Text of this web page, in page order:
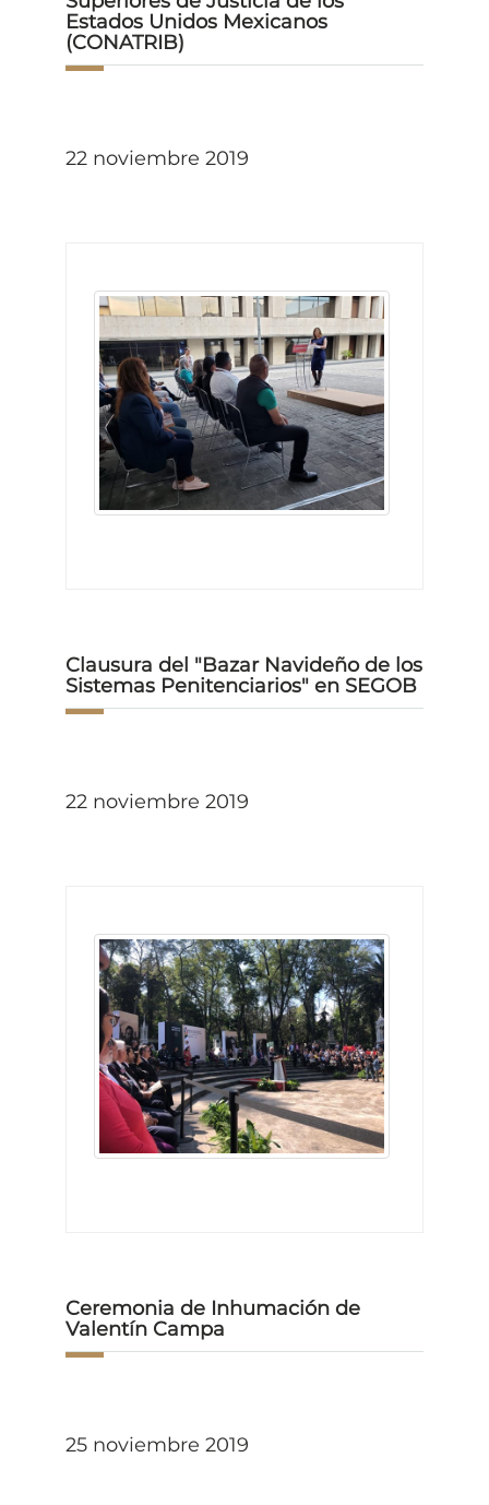
Estados Unidos Mexicanos
(CONATRIB)
22 noviembre 2019
Clausura del "Bazar Navideño de los
Sistemas Penitenciarios" en SEGOB
22 noviembre 2019
Ceremonia de Inhumación de
Valentín Campa
25 noviembre 2019